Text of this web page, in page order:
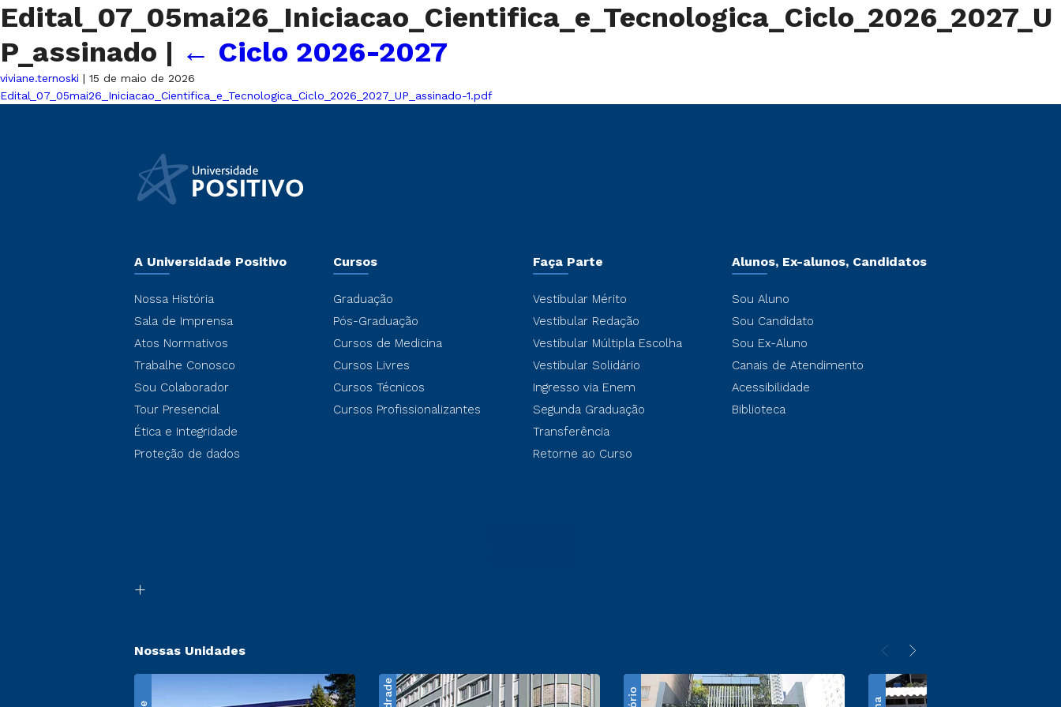
Edital_07_05mai26_Iniciacao_Cientifica_e_Tecnologica_Ciclo_2026_2027_U
P_assinado | ← Ciclo 2026-2027
viviane.ternoski | 15 de maio de 2026
Edital_07_05mai26_Iniciacao_Cientifica_e_Tecnologica_Ciclo_2026_2027_UP_assinado-1.pdf
A Universidade Positivo
Nossa História
Sala de Imprensa
Atos Normativos
Trabalhe Conosco
Sou Colaborador
Tour Presencial
Ética e Integridade
Proteção de dados
Cursos
Graduação
Pós-Graduação
Cursos de Medicina
Cursos Livres
Cursos Técnicos
Cursos Profissionalizantes
Faça Parte
Vestibular Mérito
Vestibular Redação
Vestibular Múltipla Escolha
Vestibular Solidário
Ingresso via Enem
Segunda Graduação
Transferência
Retorne ao Curso
Alunos, Ex-alunos, Candidatos
Sou Aluno
Sou Candidato
Sou Ex-Aluno
Canais de Atendimento
Acessibilidade
Biblioteca
Nossas Unidades